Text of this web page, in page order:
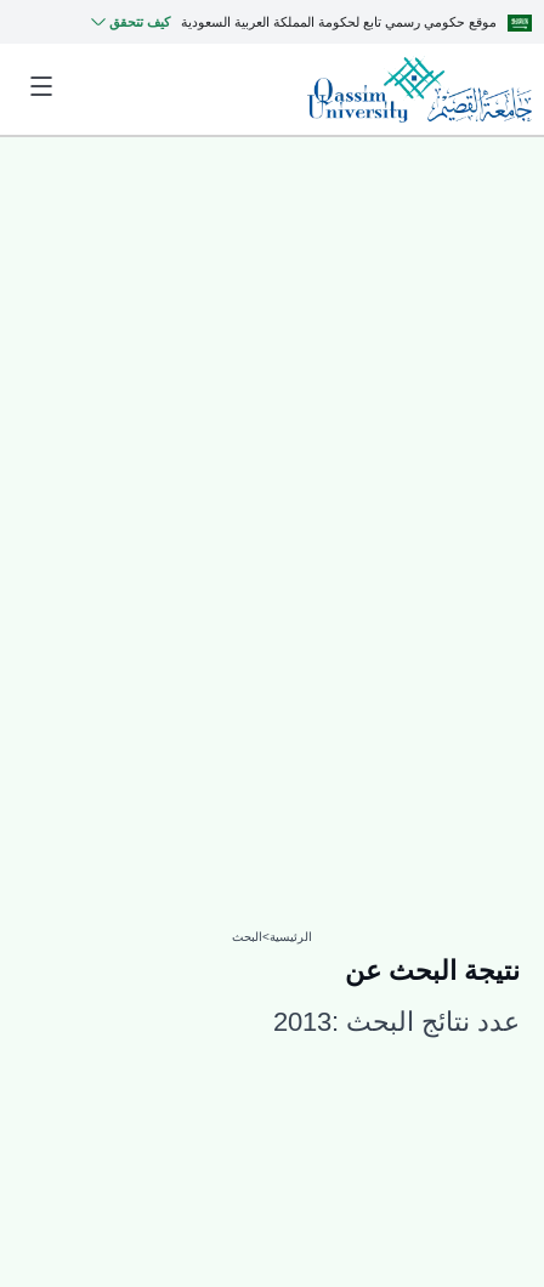
موقع حكومي رسمي تابع لحكومة المملكة العربية السعودية كيف تتحقق
الرئيسية>البحث
نتيجة البحث عن
عدد نتائج البحث :2013